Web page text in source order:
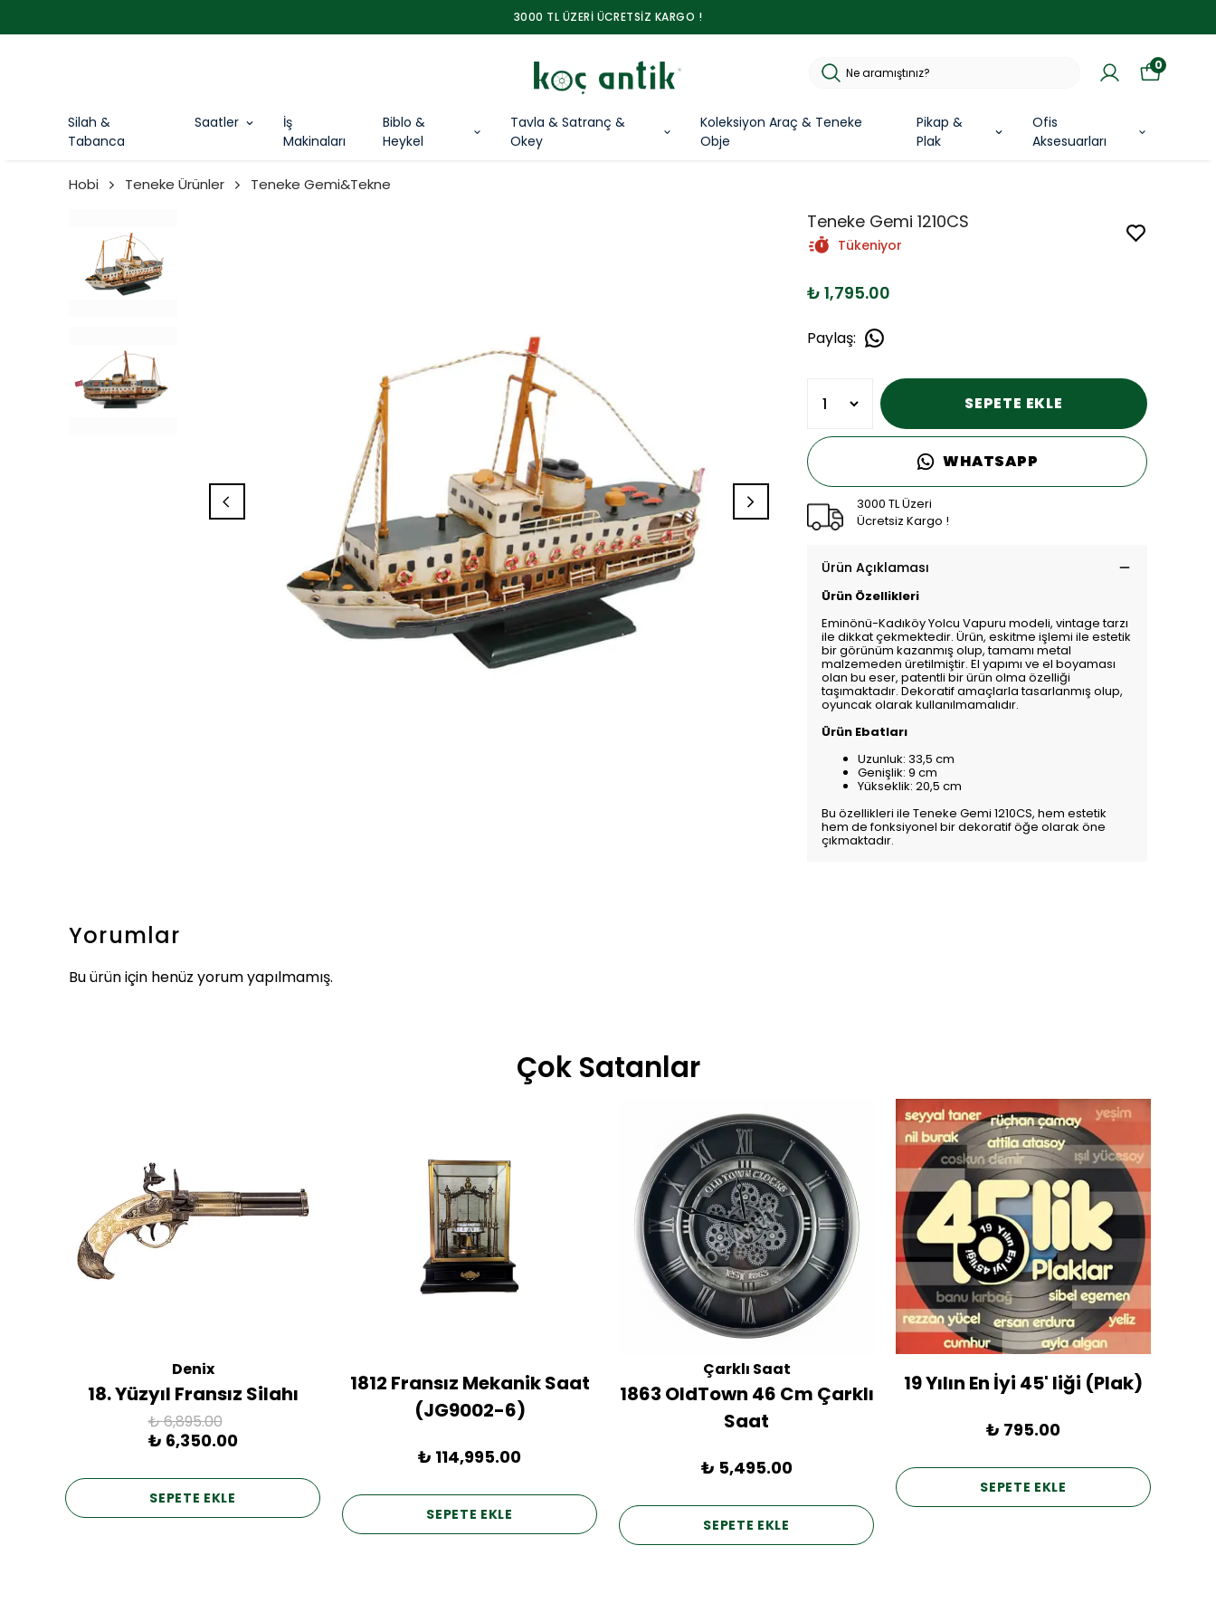
3000 TL ÜZERİ ÜCRETSİZ KARGO !
Silah &
Tabanca
Saatler
İş
Makinaları
Biblo &
Heykel
Tavla & Satranç &
Okey
Koleksiyon Araç & Teneke
Obje
Pikap &
Plak
Ofis
Aksesuarları
0
Hobi Teneke Ürünler Teneke Gemi&Tekne
Teneke Gemi 1210CS
Tükeniyor
₺ 1,795.00
Paylaş:
SEPETE EKLE
WHATSAPP
3000 TL Üzeri
Ücretsiz Kargo !
Ürün Açıklaması
Ürün Özellikleri
Eminönü-Kadıköy Yolcu Vapuru modeli, vintage tarzı
ile dikkat çekmektedir. Ürün, eskitme işlemi ile estetik
bir görünüm kazanmış olup, tamamı metal
malzemeden üretilmiştir. El yapımı ve el boyaması
olan bu eser, patentli bir ürün olma özelliği
taşımaktadır. Dekoratif amaçlarla tasarlanmış olup,
oyuncak olarak kullanılmamalıdır.
Ürün Ebatları
Uzunluk: 33,5 cm
Genişlik: 9 cm
Yükseklik: 20,5 cm
Bu özellikleri ile Teneke Gemi 1210CS, hem estetik
hem de fonksiyonel bir dekoratif öğe olarak öne
çıkmaktadır.
Yorumlar
Bu ürün için henüz yorum yapılmamış.
Çok Satanlar
Denix
18. Yüzyıl Fransız Silahı
₺ 6,895.00
₺ 6,350.00
SEPETE EKLE
1812 Fransız Mekanik Saat
(JG9002-6)
₺ 114,995.00
SEPETE EKLE
Çarklı Saat
1863 OldTown 46 Cm Çarklı
Saat
₺ 5,495.00
SEPETE EKLE
19 Yılın En İyi 45' liği (Plak)
₺ 795.00
SEPETE EKLE